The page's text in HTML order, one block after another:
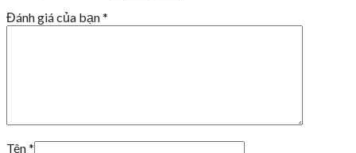
Đánh giá của bạn*
Tên*